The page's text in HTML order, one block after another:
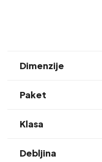
Dimenzije
Paket
Klasa
Debljina